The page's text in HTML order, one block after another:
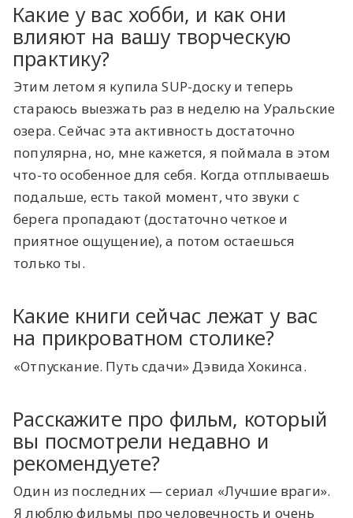
Какие у вас хобби, и как они
влияют на вашу творческую
практику?
Этим летом я купила SUP-доску и теперь
стараюсь выезжать раз в неделю на Уральские
озера. Сейчас эта активность достаточно
популярна, но, мне кажется, я поймала в этом
что-то особенное для себя. Когда отплываешь
подальше, есть такой момент, что звуки с
берега пропадают (достаточно четкое и
приятное ощущение), а потом остаешься
только ты.
Какие книги сейчас лежат у вас
на прикроватном столике?
«Отпускание. Путь сдачи» Дэвида Хокинса.
Расскажите про фильм, который
вы посмотрели недавно и
рекомендуете?
Один из последних — сериал «Лучшие враги».
Я люблю фильмы про человечность и очень